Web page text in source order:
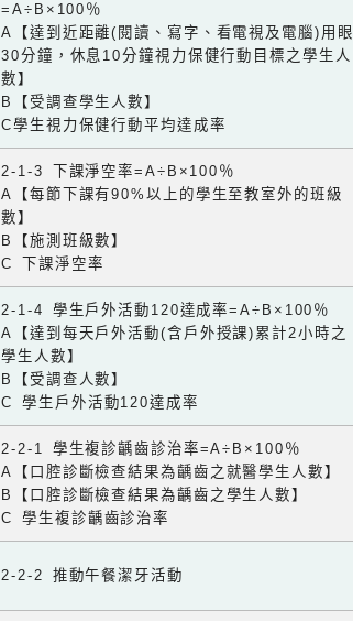
=A÷B×100％
A【達到近距離(閱讀、寫字、看電視及電腦)用眼
30分鐘，休息10分鐘視力保健行動目標之學生人
數】
B【受調查學生人數】
C學生視力保健行動平均達成率
2-1-3 下課淨空率=A÷B×100％
A【每節下課有90%以上的學生至教室外的班級
數】
B【施測班級數】
C 下課淨空率
2-1-4 學生戶外活動120達成率=A÷B×100％
A【達到每天戶外活動(含戶外授課)累計2小時之
學生人數】
B【受調查人數】
C 學生戶外活動120達成率
2-2-1 學生複診齲齒診治率=A÷B×100％
A【口腔診斷檢查結果為齲齒之就醫學生人數】
B【口腔診斷檢查結果為齲齒之學生人數】
C 學生複診齲齒診治率
2-2-2 推動午餐潔牙活動